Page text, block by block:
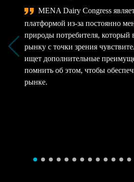
MENA Dairy Congress
платформой из-за постоянно
природы потребителя, который
рынку с точки зрения
ищет дополнительные
помнить об этом, чтобы
рынке.